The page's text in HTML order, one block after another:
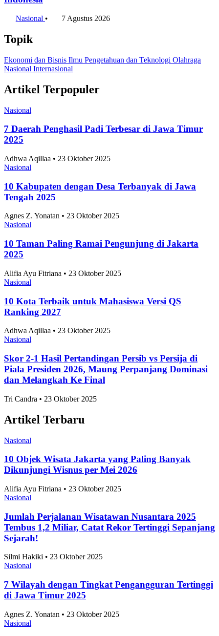
Nasional • 7 Agustus 2026
Topik
Ekonomi dan Bisnis Ilmu Pengetahuan dan Teknologi Olahraga
Nasional Internasional
Artikel Terpopuler
Nasional
7 Daerah Penghasil Padi Terbesar di Jawa Timur
2025
Adhwa Aqillaa • 23 Oktober 2025
Nasional
10 Kabupaten dengan Desa Terbanyak di Jawa
Tengah 2025
Agnes Z. Yonatan • 23 Oktober 2025
Nasional
10 Taman Paling Ramai Pengunjung di Jakarta
2025
Alifia Ayu Fitriana • 23 Oktober 2025
Nasional
10 Kota Terbaik untuk Mahasiswa Versi QS
Ranking 2027
Adhwa Aqillaa • 23 Oktober 2025
Nasional
Skor 2-1 Hasil Pertandingan Persib vs Persija di
Piala Presiden 2026, Maung Perpanjang Dominasi
dan Melangkah Ke Final
Tri Candra • 23 Oktober 2025
Artikel Terbaru
Nasional
10 Objek Wisata Jakarta yang Paling Banyak
Dikunjungi Wisnus per Mei 2026
Alifia Ayu Fitriana • 23 Oktober 2025
Nasional
Jumlah Perjalanan Wisatawan Nusantara 2025
Tembus 1,2 Miliar, Catat Rekor Tertinggi Sepanjang
Sejarah!
Silmi Hakiki • 23 Oktober 2025
Nasional
7 Wilayah dengan Tingkat Pengangguran Tertinggi
di Jawa Timur 2025
Agnes Z. Yonatan • 23 Oktober 2025
Nasional